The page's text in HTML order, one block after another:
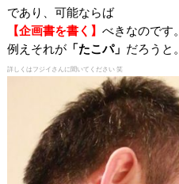
であり、可能ならば
【企画書を書く】 べきなのです。
例えそれが「たこパ」 だろうと。
詳しくはフジイさんに聞いてください 笑